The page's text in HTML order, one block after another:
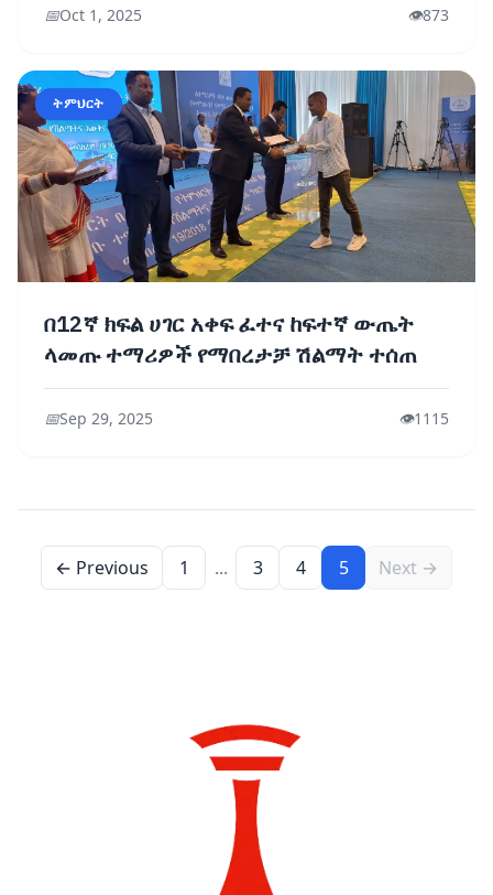
📅Oct 1, 2025 👁️873
ትምህርት
በ12ኛ ክፍል ሀገር አቀፍ ፈተና ከፍተኛ ውጤት
ላመጡ ተማሪዎች የማበረታቻ ሽልማት ተሰጠ
📅Sep 29, 2025 👁️1115
← Previous 1 ... 3 4 5 Next →